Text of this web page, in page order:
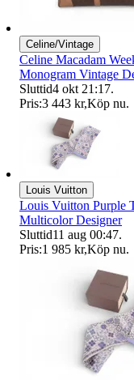
Celine/Vintage
Celine Macadam
Monogram Vintage
Sluttid4 okt 21:17.
Pris:3 443 kr,Köp nu.
Louis Vuitton
Louis Vuitton Purple
Multicolor Designer
Sluttid11 aug 00:47.
Pris:1 985 kr,Köp nu.